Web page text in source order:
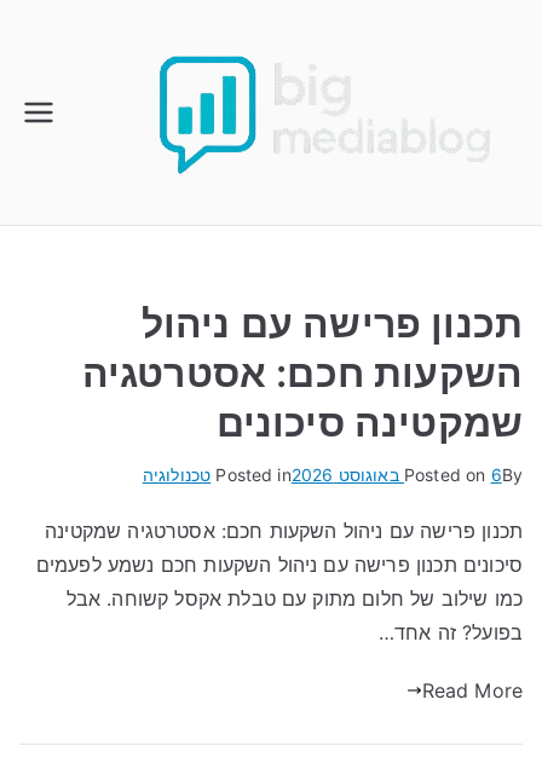
תכנון פרישה עם ניהול
השקעות חכם: אסטרטגיה
שמקטינה סיכונים
By
Posted on 6 באוגוסט 2026 Posted in טכנולוגיה
תכנון פרישה עם ניהול השקעות חכם: אסטרטגיה שמקטינה
סיכונים תכנון פרישה עם ניהול השקעות חכם נשמע לפעמים
כמו שילוב של חלום מתוק עם טבלת אקסל קשוחה. אבל
בפועל? זה אחד…
Read More